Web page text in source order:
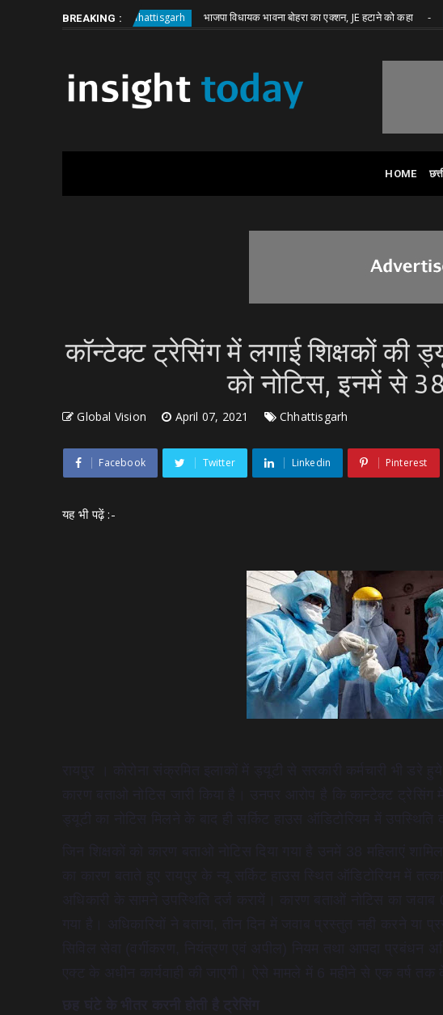
Friday, August 7 About Write for Us
HOME
BREAKING :
Chhattisgarh भाजपा विधायक भावना बोहरा का एक्शन, JE हटाने को कहा
कॉन्टेक्ट ट्रेसिंग में लगाई शिक्षकों की
को नोटिस, इनमें से
Global Vision April 07, 2021 Chhattisgarh
Facebook Twitter Linkedin Pinterest
यह भी पढ़ें :-